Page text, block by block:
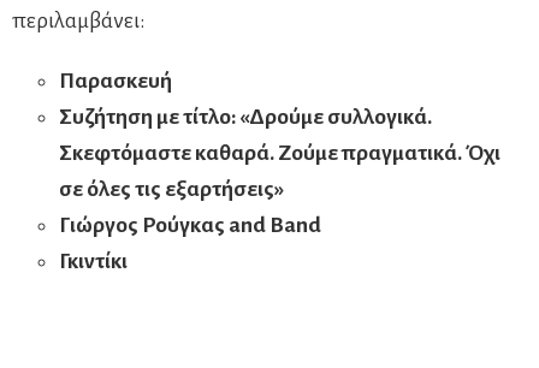
περιλαμβάνει:
Παρασκευή
Συζήτηση με τίτλο: «Δρούμε συλλογικά.
Σκεφτόμαστε καθαρά. Ζούμε πραγματικά. Όχι
σε όλες τις εξαρτήσεις»
Γιώργος Ρούγκας and Band
Γκιντίκι